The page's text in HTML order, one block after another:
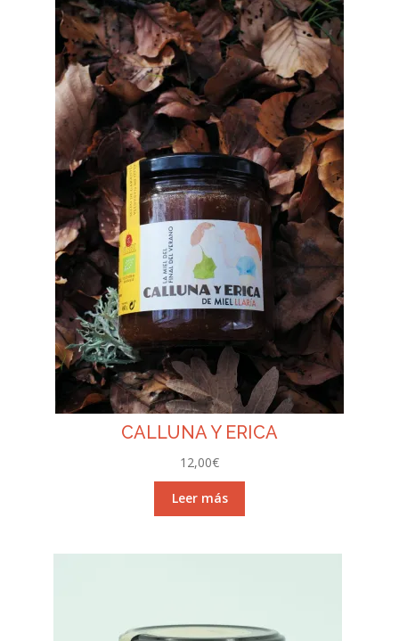
CALLUNA Y ERICA
12,00€
Leer más